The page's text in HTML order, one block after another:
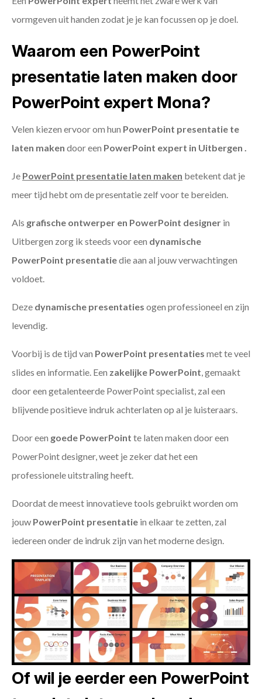
vormgeven uit handen zodat je je kan focussen op je doel.
Waarom een PowerPoint
presentatie laten maken door
PowerPoint expert Mona?
Velen kiezen ervoor om hun PowerPoint presentatie te
laten maken door een PowerPoint expert in Uitbergen .
Je PowerPoint presentatie laten maken betekent dat je
meer tijd hebt om de presentatie zelf voor te bereiden.
Als grafische ontwerper en PowerPoint designer in
Uitbergen zorg ik steeds voor een dynamische
PowerPoint presentatiedie aan al jouw verwachtingen
voldoet.
Deze dynamische presentaties ogen professioneel en zijn
levendig.
Voorbij is de tijd van PowerPoint presentaties met te veel
slides en informatie. Een zakelijke PowerPoint, gemaakt
door een getalenteerde PowerPoint specialist, zal een
blijvende positieve indruk achterlaten op al je luisteraars.
Door een goede PowerPoint te laten maken door een
PowerPoint designer, weet je zeker dat het een
professionele uitstraling heeft.
Doordat de meest innovatieve tools gebruikt worden om
jouw PowerPoint presentatie in elkaar te zetten, zal
iedereen onder de indruk zijn van het moderne design.
Of wil je eerder een PowerPoint